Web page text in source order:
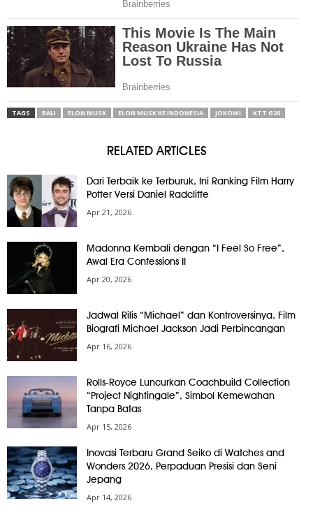
TAGS BALI ELON MUSK ELON MUSK KE INDONESIA JOKOWI KTT G20
RELATED ARTICLES
Dari Terbaik ke Terburuk, Ini Ranking Film Harry
Potter Versi Daniel Radcliffe
Apr 21, 2026
Madonna Kembali dengan “I Feel So Free”,
Awal Era Confessions II
Apr 20, 2026
Jadwal Rilis “Michael” dan Kontroversinya, Film
Biografi Michael Jackson Jadi Perbincangan
Apr 16, 2026
Rolls-Royce Luncurkan Coachbuild Collection
“Project Nightingale”, Simbol Kemewahan
Tanpa Batas
Apr 15, 2026
Inovasi Terbaru Grand Seiko di Watches and
Wonders 2026, Perpaduan Presisi dan Seni
Jepang
Apr 14, 2026